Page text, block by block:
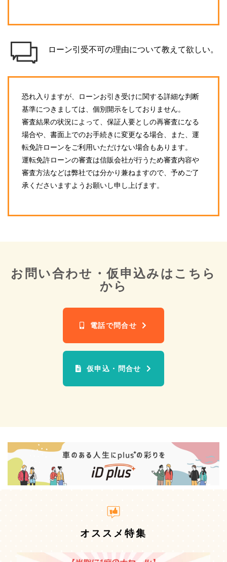
ローン引受不可の理由について教えて欲しい。
恐れ入りますが、ローンお引き受けに関する詳細な判断
基準につきましては、個別開示をしておりません。
審査結果の状況によって、保証人要としの再審査になる
場合や、書面上でのお手続きに変更なる場合、また、運
転免許ローンをご利用いただけない場合もあります。
運転免許ローンの審査は信販会社が行うため審査内容や
審査方法などは弊社では分かり兼ねますので、予めご了
承くださいますようお願いし申し上げます。
お問い合わせ・仮申込みは こちら
から
電話で問合せ
仮申込・問合せ
オススメ特集